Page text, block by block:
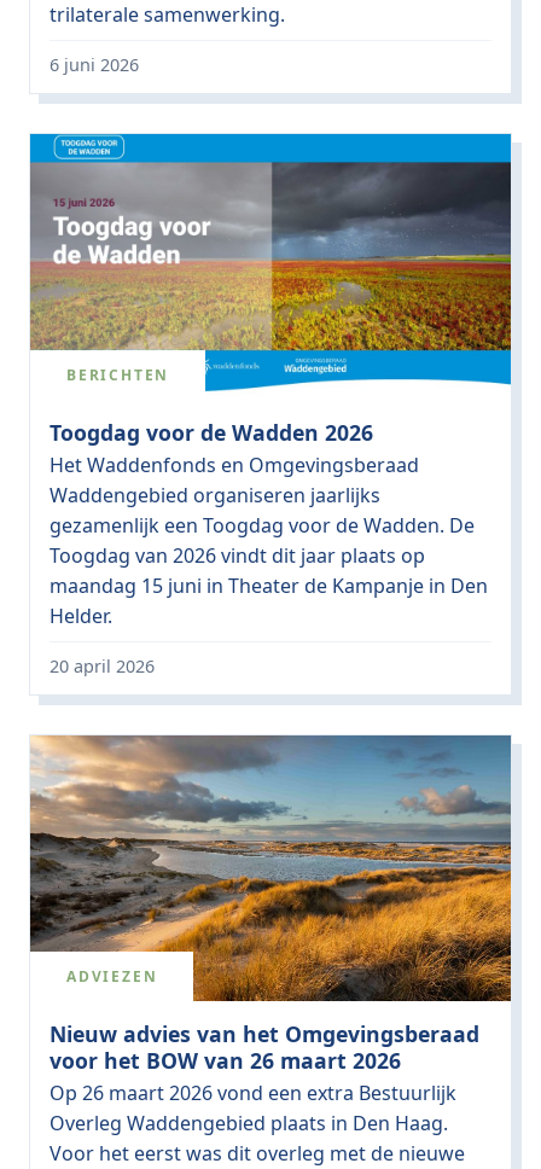
trilaterale samenwerking.
6 juni 2026
BERICHTEN
Toogdag voor de Wadden 2026
Het Waddenfonds en Omgevingsberaad
Waddengebied organiseren jaarlijks
gezamenlijk een Toogdag voor de Wadden. De
Toogdag van 2026 vindt dit jaar plaats op
maandag 15 juni in Theater de Kampanje in Den
Helder.
20 april 2026
ADVIEZEN
Nieuw advies van het Omgevingsberaad
voor het BOW van 26 maart 2026
Op 26 maart 2026 vond een extra Bestuurlijk
Overleg Waddengebied plaats in Den Haag.
Voor het eerst was dit overleg met de nieuwe